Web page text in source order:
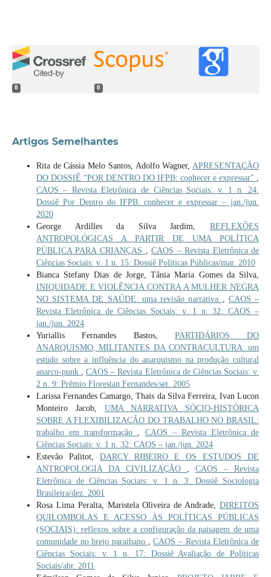
0 0
Artigos Semelhantes
Rita de Cássia Melo Santos, Adolfo Wagner,APRESENTAÇÃO
DO DOSSIÊ “POR DENTRO DO IFPB: conhecer e expressar” ,
CAOS – Revista Eletrônica de Ciências Sociais: v. 1 n. 24:
Dossiê Por Dentro do IFPB: conhecer e expressar – jan./jun.
2020
George Ardilles da Silva Jardim,REFLEXÕES
ANTROPOLÓGICAS A PARTIR DE UMA POLÍTICA
PÚBLICA PARA CRIANÇAS ,CAOS – Revista Eletrônica de
Ciências Sociais: v. 1 n. 15: Dossiê Políticas Públicas/mar. 2010
Bianca Stefany Dias de Jorge, Tânia Maria Gomes da Silva,
INIQUIDADE E VIOLÊNCIA CONTRA A MULHER NEGRA
NO SISTEMA DE SAÚDE: uma revisão narrativa , CAOS –
Revista Eletrônica de Ciências Sociais: v. 1 n. 32: CAOS –
jan./jun. 2024
Yuriallis Fernandes Bastos, PARTIDÁRIOS DO
ANARQUISMO, MILITANTES DA CONTRACULTURA: um
estudo sobre a influência do anarquismo na produção cultural
anarco-punk ,CAOS – Revista Eletrônica de Ciências Sociais: v.
2 n. 9: Prêmio Florestan Fernandes/set. 2005
Larissa Fernandes Camargo, Thais da Silva Ferreira, Ivan Lucon
Monteiro Jacob, UMA NARRATIVA SÓCIO-HISTÓRICA
SOBRE A FLEXIBILIZAÇÃO DO TRABALHO NO BRASIL:
trabalho em transformação , CAOS – Revista Eletrônica de
Ciências Sociais: v. 1 n. 32: CAOS – jan./jun. 2024
Estevão Palitot, DARCY RIBEIRO E OS ESTUDOS DE
ANTROPOLOGIA DA CIVILIZAÇÃO ,CAOS – Revista
Eletrônica de Ciências Sociais: v. 1 n. 3: Dossiê Sociologia
Brasileira/dez. 2001
Rosa Lima Peralta, Maristela Oliveira de Andrade,DIREITOS
QUILOMBOLAS E ACESSO ÀS POLÍTICAS PÚBLICAS
(SOCIAIS): reflexos sobre a configuração da paisagem de uma
comunidade no brejo paraibano ,CAOS – Revista Eletrônica de
Ciências Sociais: v. 1 n. 17: Dossiê Avaliação de Políticas
Sociais/abr. 2011